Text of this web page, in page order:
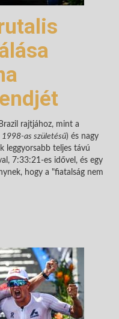
rajtjához, mint a
as születésű) és nagy
leggyorsabb teljes távú
7:33:21-es idővel, és egy
hogy a "fiatalság nem